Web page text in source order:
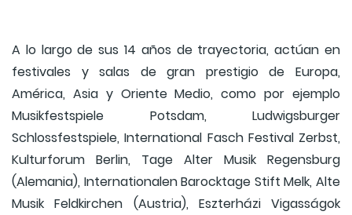
A lo largo de sus 14 años de trayectoria, actúan en
festivales y salas de gran prestigio de Europa,
América, Asia y Oriente Medio, como por ejemplo
Musikfestspiele Potsdam, Ludwigsburger
Schlossfestspiele, International Fasch Festival Zerbst,
Kulturforum Berlin, Tage Alter Musik Regensburg
(Alemania), Internationalen Barocktage Stift Melk, Alte
Musik Feldkirchen (Austria), Eszterházi Vigasságok